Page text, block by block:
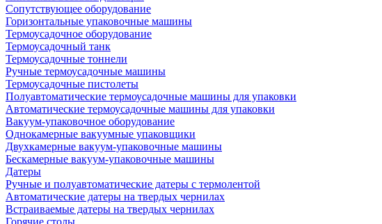
Сопутствующее оборудование
Горизонтальные упаковочные машины
Термоусадочное оборудование
Термоусадочный танк
Термоусадочные тоннели
Ручные термоусадочные машины
Термоусадочные пистолеты
Полуавтоматические термоусадочные машины для упаковки
Автоматические термоусадочные машины для упаковки
Вакуум-упаковочное оборудование
Однокамерные вакуумные упаковщики
Двухкамерные вакуум-упаковочные машины
Бескамерные вакуум-упаковочные машины
Датеры
Ручные и полуавтоматические датеры с термолентой
Автоматические датеры на твердых чернилах
Встраиваемые датеры на твердых чернилах
Горячие столы